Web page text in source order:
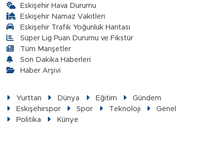
Eskişehir Hava Durumu
Eskişehir Namaz Vakitleri
Eskişehir Trafik Yoğunluk Haritası
Süper Lig Puan Durumu ve Fikstür
Tüm Manşetler
Son Dakika Haberleri
Haber Arşivi
Yurttan Dünya Eğitim
Gündem
Eskişehirspor
Spor Teknoloji
Genel
Politika
Künye